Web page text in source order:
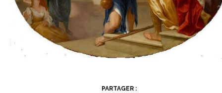
PARTAGER :